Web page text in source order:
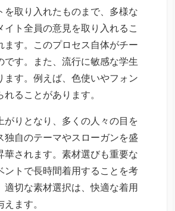
取り入れたものまで、多様な
ト全員の意見を取り入れるこ
す。このプロセス自体がチー
す。また、流行に敏感な学生
す。例えば、色使いやフォン
ることがあります。
りとなり、多くの人々の目を
自のテーマやスローガンを盛
されます。素材選びも重要な
トで長時間着用することを考
切な素材選択は、快適な着用
ます。